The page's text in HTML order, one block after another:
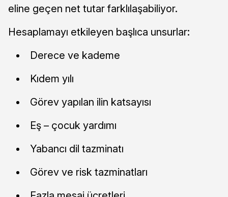
eline geçen net tutar farklılaşabiliyor.
Hesaplamayı etkileyen başlıca unsurlar:
Derece ve kademe
Kıdem yılı
Görev yapılan ilin katsayısı
Eş – çocuk yardımı
Yabancı dil tazminatı
Görev ve risk tazminatları